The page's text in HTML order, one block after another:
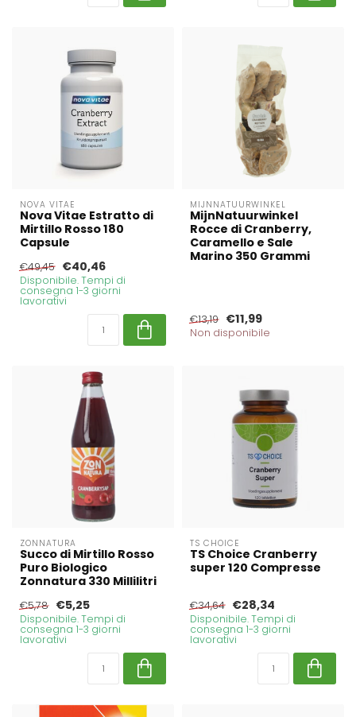
NOVA VITAE
Nova Vitae Estratto di
Mirtillo Rosso 180
Capsule
€49,45 €40,46
Disponibile. Tempi di
consegna 1-3 giorni
lavorativi
MIJNNATUURWINKEL
MijnNatuurwinkel
Rocce di Cranberry,
Caramello e Sale
Marino 350 Grammi
€13,19 €11,99
Non disponibile
ZONNATURA
Succo di Mirtillo Rosso
Puro Biologico
Zonnatura 330 Millilitri
€5,78 €5,25
Disponibile. Tempi di
consegna 1-3 giorni
lavorativi
TS CHOICE
TS Choice Cranberry
super 120 Compresse
€34,64 €28,34
Disponibile. Tempi di
consegna 1-3 giorni
lavorativi